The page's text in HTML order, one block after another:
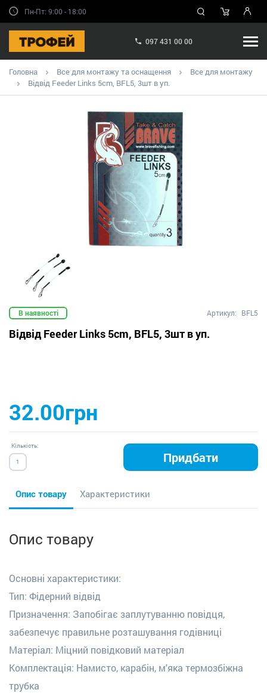
Пн-Пт: 9:00 - 18:00
097 431 00 00
Головна Все для монтажу та оснащення
Все для монтажу
Відвід Feeder Links 5cm, BFL5, 3шт в уп.
В наявності Артикул: BFL5
Відвід Feeder Links 5cm, BFL5, 3шт в уп.
32.00грн
Кількість:
Придбати
Опис товару Характеристики
Опис товару
Основні характеристики:
Тип: Фідерний відвід
Призначення: Запобігає заплутуванню повідця,
забезпечує правильне розташування годівниці
Матеріал: Міцний повідковий матеріал
Комплектація: Намисто, карабін, м'яка термозбіжна
трубка